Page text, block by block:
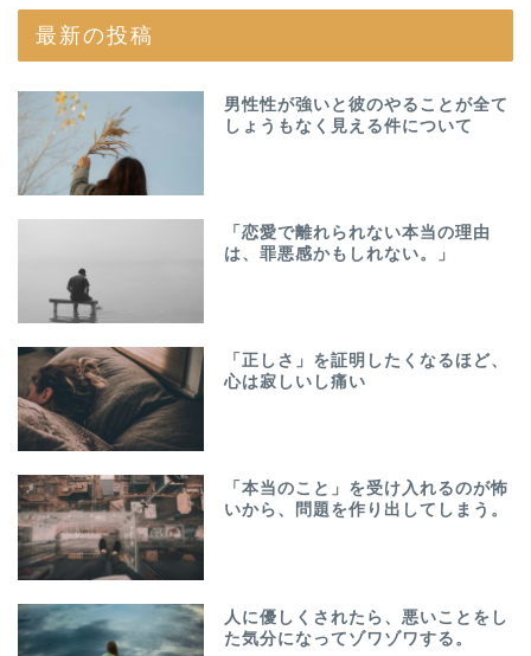
最新の投稿
男性性が強いと彼のやることが全て
しょうもなく見える件について
「恋愛で離れられない本当の理由
は、罪悪感かもしれない。」
「正しさ」を証明したくなるほど、
心は寂しいし痛い
「本当のこと」を受け入れるのが怖
いから、問題を作り出してしまう。
人に優しくされたら、悪いことをし
た気分になってゾワゾワする。